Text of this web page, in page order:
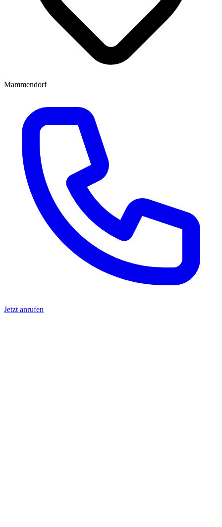
Mammendorf
Jetzt anrufen